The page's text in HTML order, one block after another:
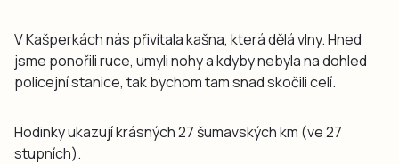
V Kašperkách nás přivítala kašna, která dělá vlny. Hned
jsme ponořili ruce, umyli nohy a kdyby nebyla na dohled
policejní stanice, tak bychom tam snad skočili celí.
Hodinky ukazují krásných 27 šumavských km (ve 27
stupních).